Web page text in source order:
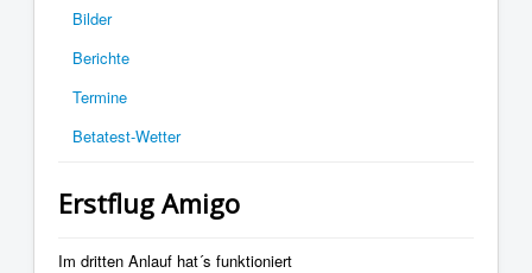
Bilder
Berichte
Termine
Betatest-Wetter
Erstflug Amigo
Im dritten Anlauf hat´s funktioniert